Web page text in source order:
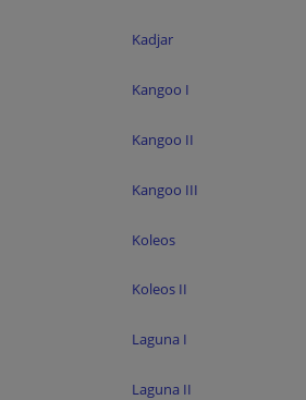
Kadjar
Kangoo I
Kangoo II
Kangoo III
Koleos
Koleos II
Laguna I
Laguna II